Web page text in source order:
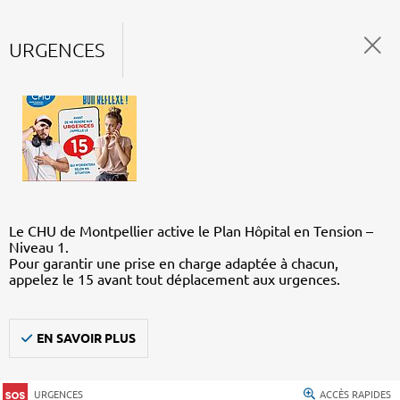
URGENCES
Le CHU de Montpellier active le Plan Hôpital en Tension –
Niveau 1.
Pour garantir une prise en charge adaptée à chacun,
appelez le 15 avant tout déplacement aux urgences.
EN SAVOIR PLUS
URGENCES ACCÈS RAPIDES